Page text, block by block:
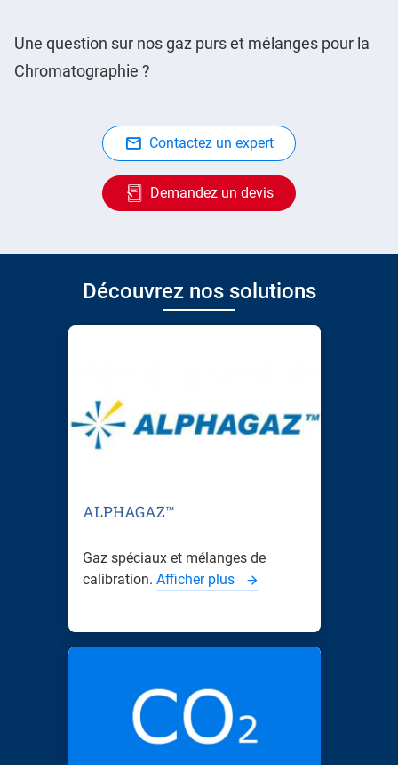
Une question sur nos gaz purs et mélanges pour la
Chromatographie ?
Contactez un expert
Demandez un devis
Découvrez nos solutions
ALPHAGAZ™
Gaz spéciaux et mélanges de
calibration. Afficher plus